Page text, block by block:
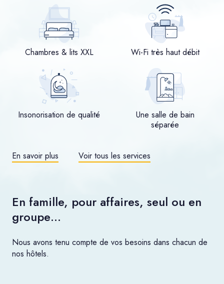
Chambres & lits XXL Wi-Fi très haut débit
Insonorisation de qualité
Une salle de bain
séparée
En savoir plus Voir tous les services
En famille, pour affaires, seul ou en
groupe…
Nous avons tenu compte de vos besoins dans chacun de
nos hôtels.